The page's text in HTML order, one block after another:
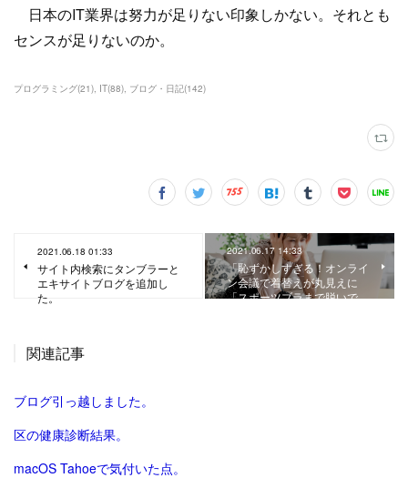
日本のIT業界は努力が足りない印象しかない。それとも
センスが足りないのか。
プログラミング(21) IT(88) ブログ・日記(142)
2021.06.18 01:33
サイト内検索にタンブラーと
エキサイトブログを追加し
た。
2021.06.17 14:33
「恥ずかしすぎる！オンライ
ン会議で着替えが丸見えに
「スポーツブラまで脱いで…
関連記事
ブログ引っ越しました。
区の健康診断結果。
macOS Tahoeで気付いた点。